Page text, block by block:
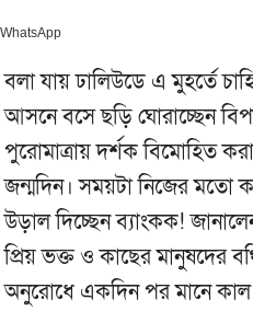
WhatsApp
বলা যায় ঢালিউডে এ মুহর্তে
আসনে বসে ছড়ি ঘোরাচ্ছেন
পুরোমাত্রায় দর্শক বিমোহিত
জন্মদিন। সময়টা নিজের মতো
উড়াল দিচ্ছেন ব্যাংকক!
প্রিয় ভক্ত ও কাছের মানুষদের
অনুরোধে একদিন পর মানে কাল